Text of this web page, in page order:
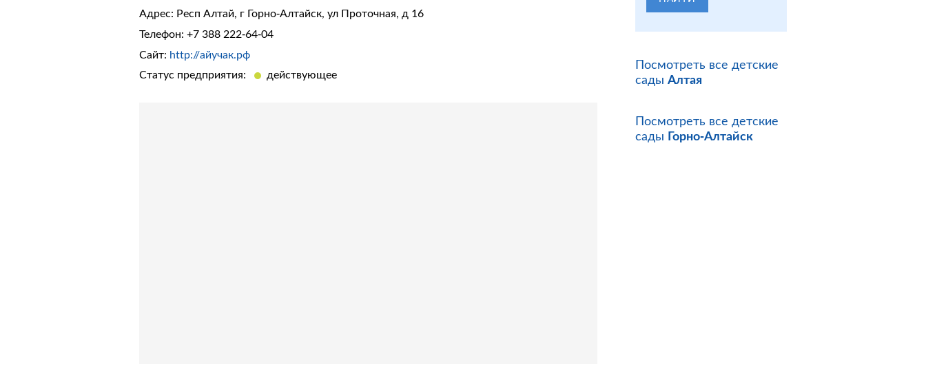
Адрес: Респ Алтай, г Горно-Алтайск, ул Проточная, д 16
Телефон: +7 388 222-64-04
Сайт: http://айучак.рф
Статус предприятия:
действующее
Посмотреть все детские
сады Алтая
Посмотреть все детские
сады Горно-Алтайск